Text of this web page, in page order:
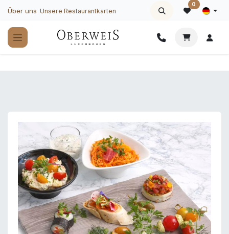
Zum Inhalt springen
Über uns Unsere Restaurantkarten
0